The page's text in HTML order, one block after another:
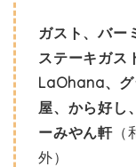
ガスト、バー
ステーキガス
LaOhana、
屋、から好し
ーみやん軒
外）